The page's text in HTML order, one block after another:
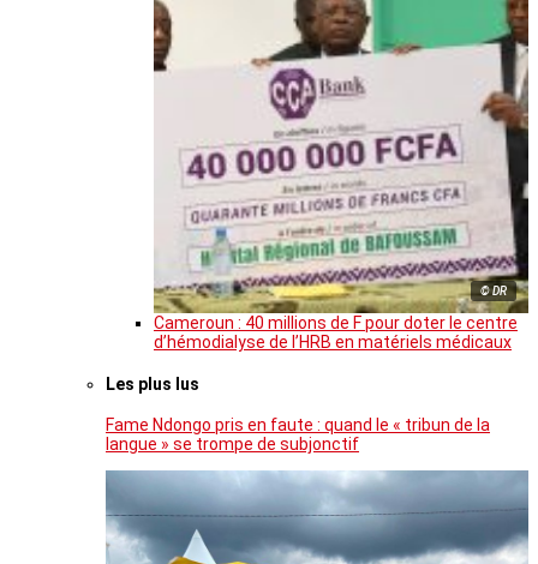
© DR
Cameroun : 40 millions de F pour doter le centre
d’hémodialyse de l’HRB en matériels médicaux
Les plus lus
Fame Ndongo pris en faute : quand le « tribun de la
langue » se trompe de subjonctif